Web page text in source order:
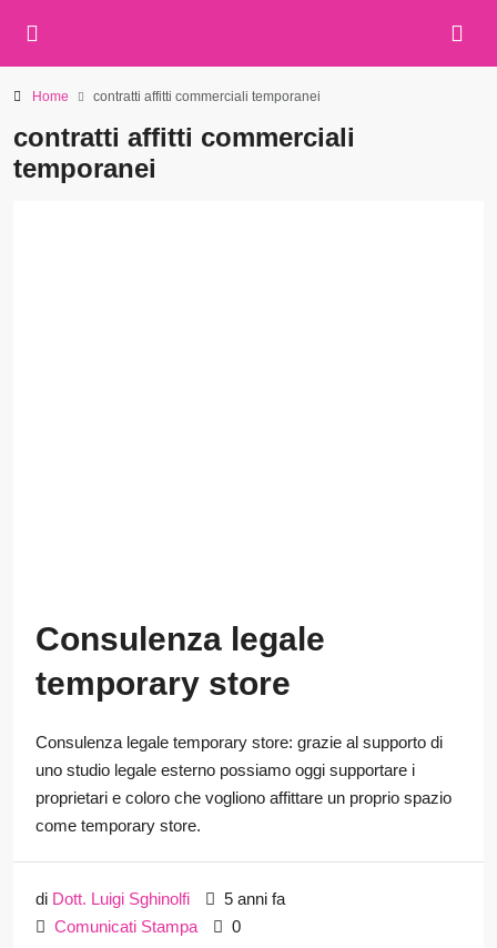
Home contratti affitti commerciali temporanei
contratti affitti commerciali
temporanei
Consulenza legale
temporary store​
Consulenza legale temporary store: grazie al supporto di
uno studio legale esterno possiamo oggi supportare i
proprietari e coloro che vogliono affittare un proprio spazio
come temporary store.
di Dott. Luigi Sghinolfi
5 anni fa
Comunicati Stampa
0